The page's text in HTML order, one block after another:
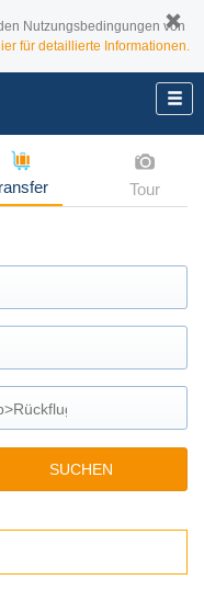
Nutzungsbedingungen von
für detaillierte Informationen.
Tour
SUCHEN